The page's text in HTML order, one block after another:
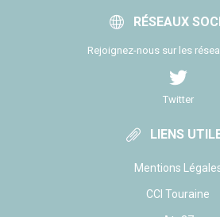
RÉSEAUX
Rejoignez-nous sur les
Twitter
LIENS
Mentions
CCI Touraine